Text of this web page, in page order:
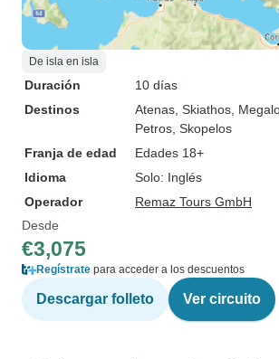
De isla en isla
Duración
10 días
Destinos
Atenas , Skiathos ,
Petros , Skopelos
Franja de edad
Edades 18+
Idioma
Solo: Inglés
Operador
Remaz Tours GmbH
Desde
€3,075
Regístrate para acceder a los descuentos
Descargar folleto Ver circuito